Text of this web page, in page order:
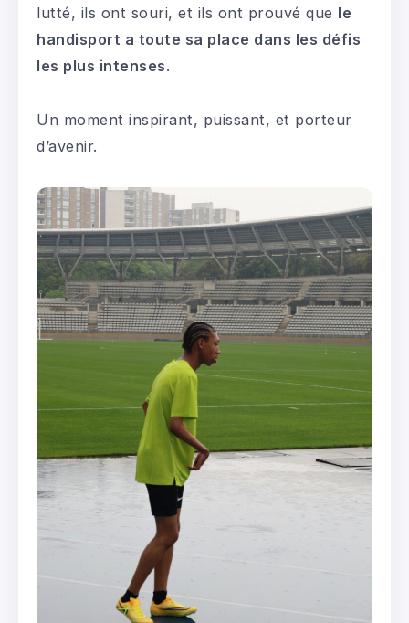
lutté, ils ont souri, et ils ont prouvé que le
handisport a toute sa place dans les défis
les plus intenses.
Un moment inspirant, puissant, et porteur
d’avenir.